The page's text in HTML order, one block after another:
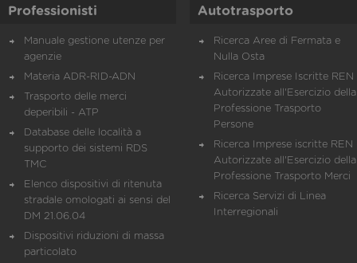
Professionisti
Manuale gestione utenze per
agenzie
Materia ADR-RID-ADN
Trasporto delle merci
deperibili - ATP
Database delle località a
supporto dei sistemi RDS
TMC
Elenco dispositivi di ritenuta
stradale omologati ai sensi del
DM 21.06.04
Dispositivi riduzioni di massa
particolato
Autotrasporto
Ricerca Aree di Fermata e
Nulla Osta
Ricerca Imprese Iscritte REN
Autorizzate all'Esercizio della
Professione Trasporto
Persone
Ricerca Imprese iscritte REN
Autorizzate all'Esercizio della
Professione Trasporto Merci
Ricerca Servizi di Linea
Interregionali